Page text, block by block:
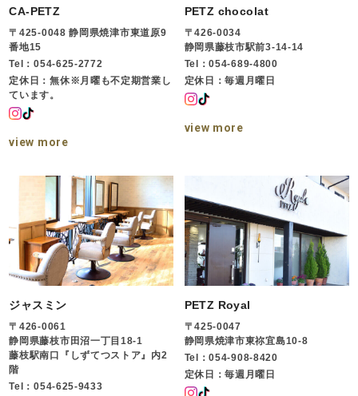
CA-PETZ
〒425-0048 静岡県焼津市東道原9
番地15
Tel：054-625-2772
定休日：無休※月曜も不定期営業し
ています。
view more
PETZ chocolat
〒426-0034
静岡県藤枝市駅前3-14-14
Tel：054-689-4800
定休日：毎週月曜日
view more
ジャスミン
〒426-0061
静岡県藤枝市田沼一丁目18-1
藤枝駅南口『しずてつストア』内2
階
Tel：054-625-9433
PETZ Royal
〒425-0047
静岡県焼津市東祢宜島10-8
Tel：054-908-8420
定休日：毎週月曜日